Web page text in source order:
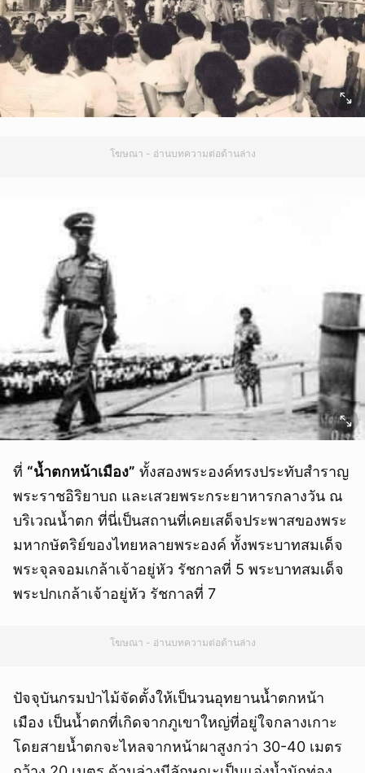
โฆษณา - อ่านบทความต่อด้านล่าง
ที่ “น้ำตกหน้าเมือง” ทั้งสองพระองค์ทรงประทับสำราญ
พระราชอิริยาบถ และเสวยพระกระยาหารกลางวัน ณ
บริเวณน้ำตก ที่นี่เป็นสถานที่เคยเสด็จประพาสของพระ
มหากษัตริย์ของไทยหลายพระองค์ ทั้งพระบาทสมเด็จ
พระจุลจอมเกล้าเจ้าอยู่หัว รัชกาลที่ 5 พระบาทสมเด็จ
พระปกเกล้าเจ้าอยู่หัว รัชกาลที่ 7
โฆษณา - อ่านบทความต่อด้านล่าง
ปัจจุบันกรมป่าไม้จัดตั้งให้เป็นวนอุทยานน้ำตกหน้า
เมือง เป็นน้ำตกที่เกิดจากภูเขาใหญ่ที่อยู่ใจกลางเกาะ
โดยสายน้ำตกจะไหลจากหน้าผาสูงกว่า 30-40 เมตร